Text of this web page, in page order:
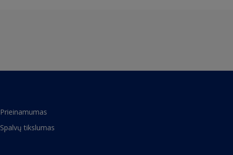
Prieinamumas
Spalvų tikslumas